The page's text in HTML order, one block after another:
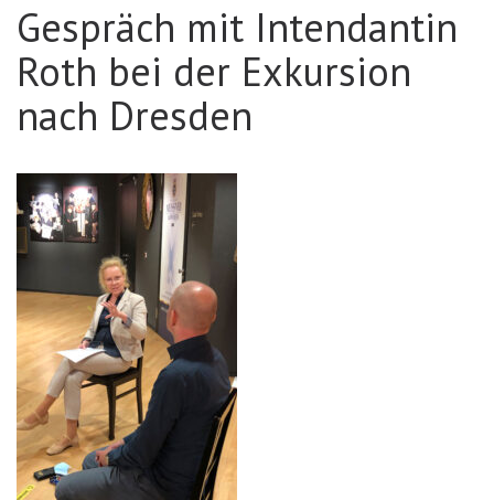
Gespräch mit Intendantin
Roth bei der Exkursion
nach Dresden